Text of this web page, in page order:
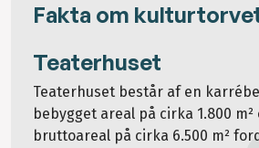
Fakta om
Teaterhuset
Teaterhuset består af en
bebygget areal på cirka 1.800
bruttoareal på cirka 6.500 m²